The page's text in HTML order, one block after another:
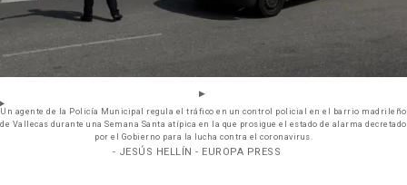
Un agente de la Policía Municipal regula el tráfico en un control policial en el barrio madrileño
de Vallecas durante una Semana Santa atípica en la que prosigue el estado de alarma decretado
por el Gobierno para la lucha contra el coronavirus.
- JESÚS HELLÍN - EUROPA PRESS